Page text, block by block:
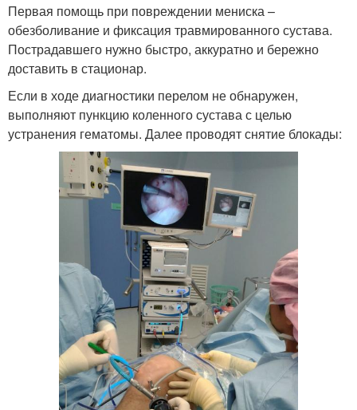
Первая помощь при повреждении мениска –
обезболивание и фиксация травмированного сустава.
Пострадавшего нужно быстро, аккуратно и бережно
доставить в стационар.
Если в ходе диагностики перелом не обнаружен,
выполняют пункцию коленного сустава с целью
устранения гематомы. Далее проводят снятие блокады: